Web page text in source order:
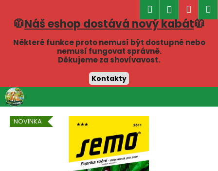
🧥Náš eshop dostává nový kabát🧥
Některé funkce proto nemusí být dostupné nebo
nemusí fungovat správně.
Děkujeme za shovívavost.
Kontakty
Přejít
na
obsah
Hledat
košík
NOVINKA
Zpět
Zpět
o
t
ř
e